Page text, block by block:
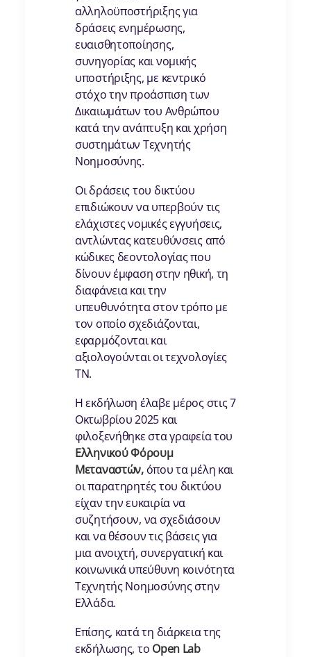
αλληλοϋποστήριξης για
δράσεις ενημέρωσης,
ευαισθητοποίησης,
συνηγορίας και νομικής
υποστήριξης, με κεντρικό
στόχο την προάσπιση των
Δικαιωμάτων του Ανθρώπου
κατά την ανάπτυξη και χρήση
συστημάτων Τεχνητής
Νοημοσύνης.
Οι δράσεις του δικτύου
επιδιώκουν να υπερβούν τις
ελάχιστες νομικές εγγυήσεις,
αντλώντας κατευθύνσεις από
κώδικες δεοντολογίας που
δίνουν έμφαση στην ηθική, τη
διαφάνεια και την
υπευθυνότητα στον τρόπο με
τον οποίο σχεδιάζονται,
εφαρμόζονται και
αξιολογούνται οι τεχνολογίες
ΤΝ.
Η εκδήλωση έλαβε μέρος στις 7
Οκτωβρίου 2025 και
φιλοξενήθηκε στα γραφεία του
Ελληνικού Φόρουμ
Μεταναστών,όπου τα μέλη και
οι παρατηρητές του δικτύου
είχαν την ευκαιρία να
συζητήσουν, να σχεδιάσουν
και να θέσουν τις βάσεις για
μια ανοιχτή, συνεργατική και
κοινωνικά υπεύθυνη κοινότητα
Τεχνητής Νοημοσύνης στην
Ελλάδα.
Επίσης, κατά τη διάρκεια της
εκδήλωσης, το Open Lab